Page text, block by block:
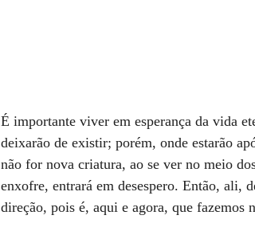
É importante viver em esperança da vida
deixarão de existir; porém, onde estarão
não for nova criatura, ao se ver no meio
enxofre, entrará em desespero. Então, ali,
direção, pois é, aqui e agora, que fazemos